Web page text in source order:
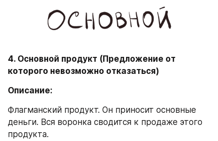
4. Основной продукт (Предложение от
которого невозможно отказаться)
Описание:
Флагманский продукт. Он приносит основные
деньги. Вся воронка сводится к продаже этого
продукта.